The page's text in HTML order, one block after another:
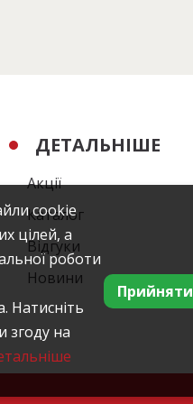
ДЕТАЛЬНІШЕ
Акції
Каталог
Відгуки
Новини
cookie
цілей, а
роботи
Натисніть
згоду на
Прийняти